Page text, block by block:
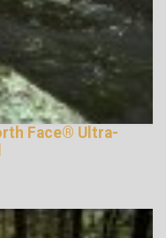
Face® Ultra-